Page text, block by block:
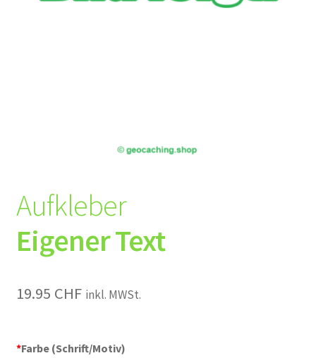
Aufkleber
Eigener Text
19.95 CHF inkl. MWSt.
*Farbe (Schrift/Motiv)